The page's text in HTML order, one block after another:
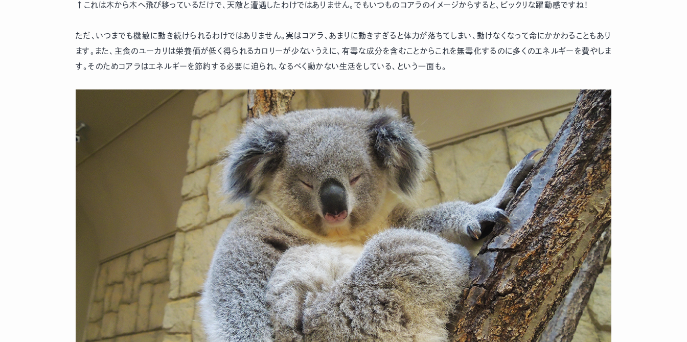
↑これは木から木へ飛び移っているだけで、天敵と遭遇したわけではありません。でもいつものコアラのイメージからすると、ビックリな躍動感ですね！
ただ、いつまでも機敏に動き続けられるわけではありません。実はコアラ、あまりに動きすぎると体力が落ちてしまい、動けなくなって命にかかわることもあり
ます。また、主食のユーカリは栄養価が低く得られるカロリーが少ないうえに、有毒な成分を含むことからこれを無毒化するのに多くのエネルギーを費やしま
す。そのためコアラはエネルギーを節約する必要に迫られ、なるべく動かない生活をしている、という一面も。